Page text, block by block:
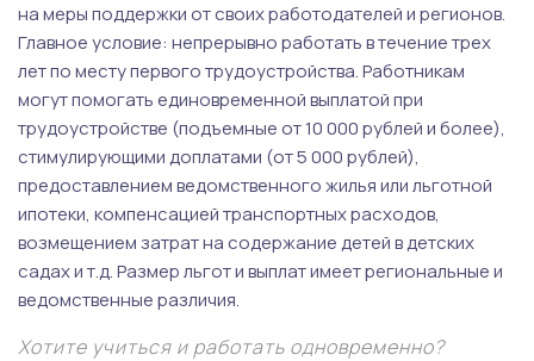
на меры поддержки от своих работодателей и регионов.
Главное условие: непрерывно работать в течение трех
лет по месту первого трудоустройства. Работникам
могут помогать единовременной выплатой при
трудоустройстве (подъемные от 10 000 рублей и более),
стимулирующими доплатами (от 5 000 рублей),
предоставлением ведомственного жилья или льготной
ипотеки, компенсацией транспортных расходов,
возмещением затрат на содержание детей в детских
садах и т.д. Размер льгот и выплат имеет региональные и
ведомственные различия.
Хотите учиться и работать одновременно?